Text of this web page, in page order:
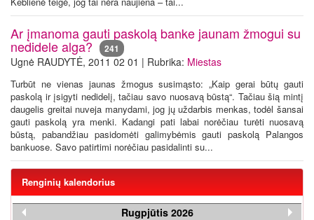
Ar įmanoma gauti paskolą banke jaunam žmogui su
nedidele alga? 241
Ugnė RAUDYTĖ, 2011 02 01 | Rubrika: Miestas
Turbūt ne vienas jaunas žmogus susimąsto: „Kaip gerai būtų gauti
paskolą ir įsigyti nedidelį, tačiau savo nuosavą būstą“. Tačiau šią mintį
daugelis greitai nuveja manydami, jog jų uždarbis menkas, todėl šansai
gauti paskolą yra menki. Kadangi pati labai norėčiau turėti nuosavą
būstą, pabandžiau pasidomėti galimybėmis gauti paskolą Palangos
bankuose. Savo patirtimi norėčiau pasidalinti su...
Renginių kalendorius
Rugpjūtis 2026